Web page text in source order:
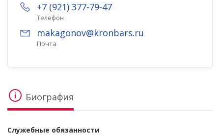
+7 (921) 377-79-47
Телефон
makagonov@kronbars.ru
Почта
Биография
Служебные обязанности